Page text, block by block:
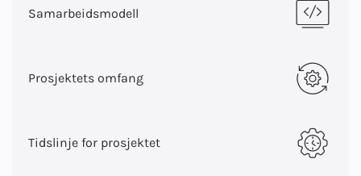
Samarbeidsmodell
Prosjektets omfang
Tidslinje for prosjektet